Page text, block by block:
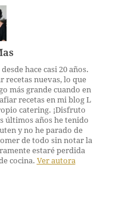
hace casi 20 años.
recetas nuevas, lo que
más grande cuando en
recetas en mi blog L
catering. ¡Disfruto
últimos años he tenido
y no he parado de
de todo sin notar la
estaré perdida
cocina. Ver autora